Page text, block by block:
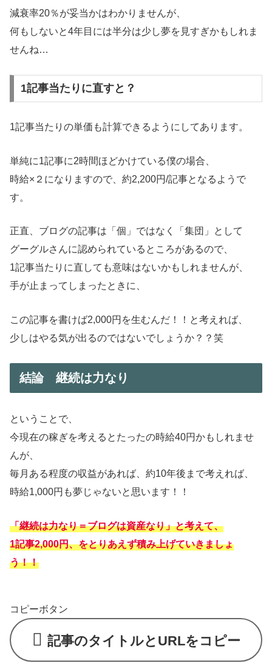
減衰率20％が妥当かはわかりませんが、
何もしないと4年目には半分は少し夢を見すぎかもしれま
せんね…
1記事当たりに直すと？
1記事当たりの単価も計算できるようにしてあります。
単純に1記事に2時間ほどかけている僕の場合、
時給×２になりますので、約2,200円/記事となるようで
す。
正直、ブログの記事は「個」ではなく「集団」として
グーグルさんに認められているところがあるので、
1記事当たりに直しても意味はないかもしれませんが、
手が止まってしまったときに、
この記事を書けば2,000円を生むんだ！！と考えれば、
少しはやる気が出るのではないでしょうか？？笑
結論 継続は力なり
ということで、
今現在の稼ぎを考えるとたったの時給40円かもしれませ
んが、
毎月ある程度の収益があれば、約10年後まで考えれば、
時給1,000円も夢じゃないと思います！！
「継続は力なり＝ブログは資産なり」と考えて、
1記事2,000円、をとりあえず積み上げていきましょ
う！！
コピーボタン
記事のタイトルとURLをコピー